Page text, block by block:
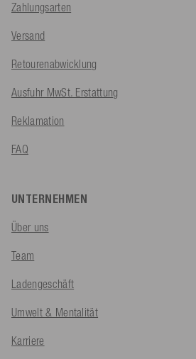
Zahlungsarten
Versand
Retourenabwicklung
Ausfuhr MwSt. Erstattung
Reklamation
FAQ
UNTERNEHMEN
Über uns
Team
Ladengeschäft
Umwelt & Mentalität
Karriere